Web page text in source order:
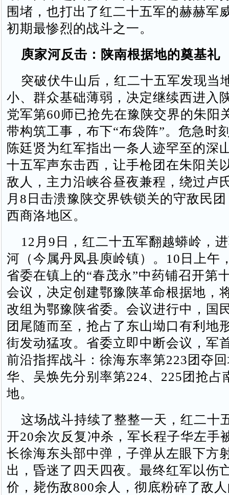
围堵，也打出了红二十五军的赫赫军
初期最惨烈的战斗之一。
庾家河反击：陕南根据地的奠基礼
突破伏牛山后，红二十五军发现当
小、群众基础薄弱，决定继续西进入
党军第60师已抢先在豫陕交界的朱阳
带构筑工事，布下“布袋阵”。危急时
陈廷贤为红军指出一条人迹罕至的深
十五军声东击西，让手枪团在朱阳关
敌人，主力沿峡谷昼夜兼程，绕过卢
月8日击溃豫陕交界铁锁关的守敌民
西商洛地区。
12月9日，红二十五军翻越蟒岭，
河（今属丹凤县庾岭镇）。10日上午
省委在镇上的“春茂永”中药铺召开第
会议，决定创建鄂豫陕革命根据地，
改组为鄂豫陕省委。会议进行中，国
团尾随而至，抢占了东山坳口有利地
街发动猛攻。省委立即中断会议，军
前沿指挥战斗：徐海东率第223团夺
华、吴焕先分别率第224、225团抢占
地。
这场战斗持续了整整一天，红二十
开20余次反复冲杀，军长程子华左手
长徐海东头部中弹，子弹从左眼下方
出，昏迷了四天四夜。最终红军以伤
价，毙伤敌800余人，彻底粉碎了敌